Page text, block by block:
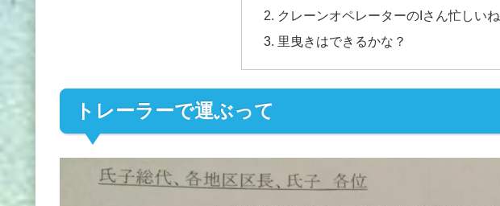
クレーンオペレーターのIさん忙しいね
里曳きはできるかな？
トレーラーで運ぶって